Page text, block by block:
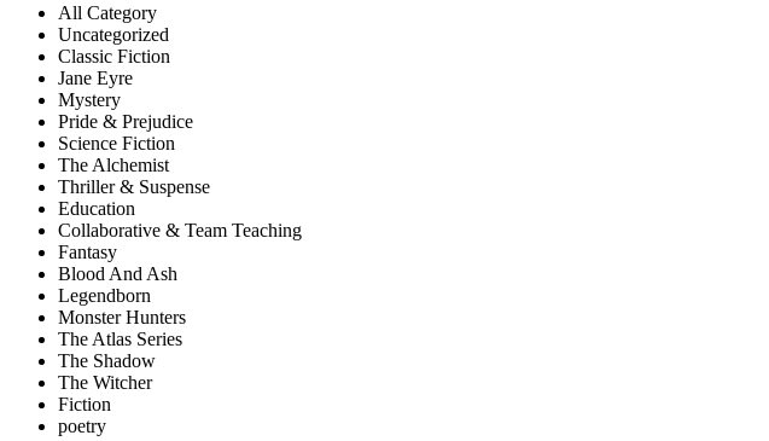
All Category
Uncategorized
Classic Fiction
Jane Eyre
Mystery
Pride & Prejudice
Science Fiction
The Alchemist
Thriller & Suspense
Education
Collaborative & Team Teaching
Fantasy
Blood And Ash
Legendborn
Monster Hunters
The Atlas Series
The Shadow
The Witcher
Fiction
poetry